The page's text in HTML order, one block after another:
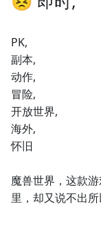
PK,
副本,
动作,
冒险,
开放世界,
海外,
怀旧
魔兽世界，这款
里，却又说不出